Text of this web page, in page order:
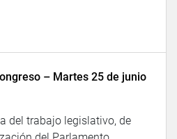
– Martes 25 de junio
del trabajo legislativo, de